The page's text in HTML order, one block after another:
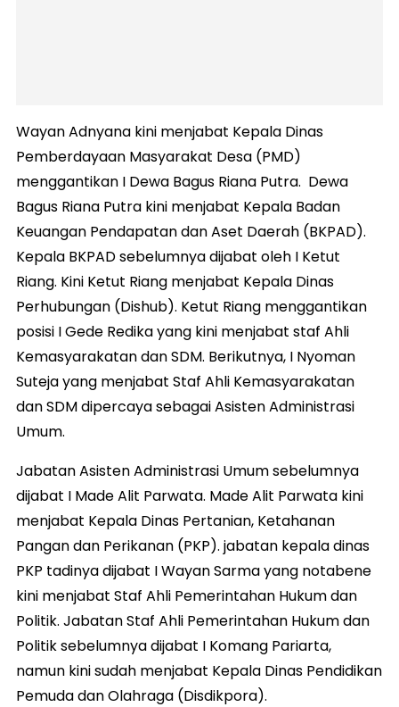
Wayan Adnyana kini menjabat Kepala Dinas
Pemberdayaan Masyarakat Desa (PMD)
menggantikan I Dewa Bagus Riana Putra. Dewa
Bagus Riana Putra kini menjabat Kepala Badan
Keuangan Pendapatan dan Aset Daerah (BKPAD).
Kepala BKPAD sebelumnya dijabat oleh I Ketut
Riang. Kini Ketut Riang menjabat Kepala Dinas
Perhubungan (Dishub). Ketut Riang menggantikan
posisi I Gede Redika yang kini menjabat staf Ahli
Kemasyarakatan dan SDM. Berikutnya, I Nyoman
Suteja yang menjabat Staf Ahli Kemasyarakatan
dan SDM dipercaya sebagai Asisten Administrasi
Umum.
Jabatan Asisten Administrasi Umum sebelumnya
dijabat I Made Alit Parwata. Made Alit Parwata kini
menjabat Kepala Dinas Pertanian, Ketahanan
Pangan dan Perikanan (PKP). jabatan kepala dinas
PKP tadinya dijabat I Wayan Sarma yang notabene
kini menjabat Staf Ahli Pemerintahan Hukum dan
Politik. Jabatan Staf Ahli Pemerintahan Hukum dan
Politik sebelumnya dijabat I Komang Pariarta,
namun kini sudah menjabat Kepala Dinas Pendidikan
Pemuda dan Olahraga (Disdikpora).